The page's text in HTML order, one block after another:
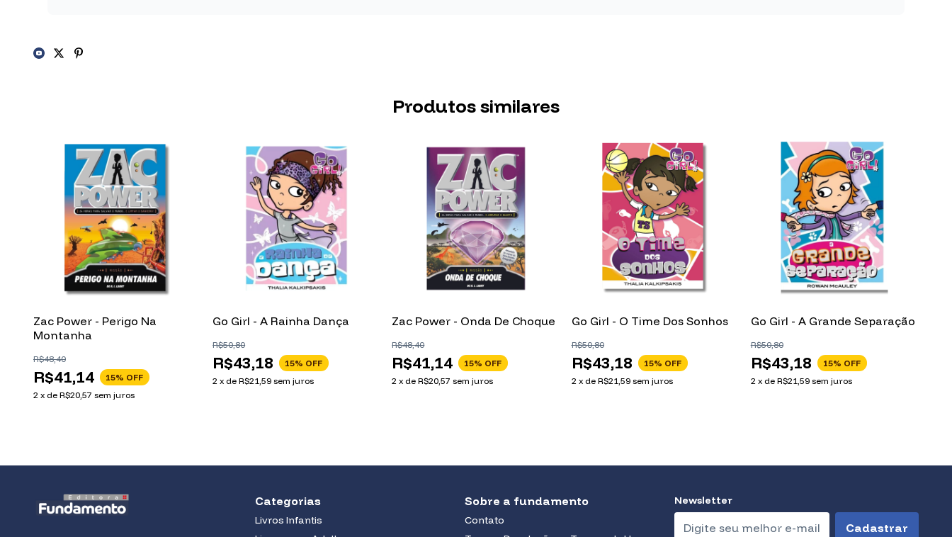
Produtos similares
Zac Power - Perigo Na
Montanha
R$41,14
R$48,40
15% OFF
2 x de R$20,57 sem juros
Go Girl - A Rainha Dança
R$43,18
R$50,80
15% OFF
2 xdeR$21,59 sem juros
Zac Power - Onda De Choque
R$41,14
R$48,40
15% OFF
2 xdeR$20,57 sem juros
Go Girl - O Time Dos Sonhos
R$43,18
R$50,80
15% OFF
2 x de R$21,59 sem juros
Go Girl - A Grande Separação
R$43,18
R$50,80
15% OFF
2 x de R$21,59 sem juros
Categorias
Livros Infantis
Sobre a fundamento
Contato
Newsletter